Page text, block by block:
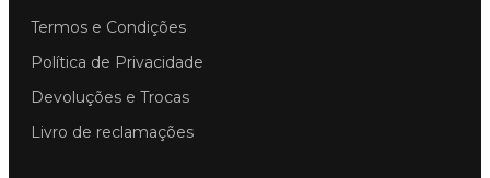
Termos e Condições
Política de Privacidade
Devoluções e Trocas
Livro de reclamações